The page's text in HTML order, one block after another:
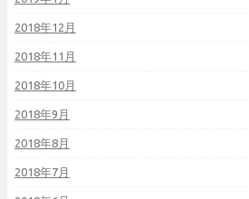
2018年12月
2018年11月
2018年10月
2018年9月
2018年8月
2018年7月